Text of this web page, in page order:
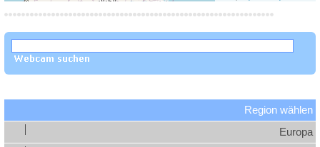
Region wählen
Europa